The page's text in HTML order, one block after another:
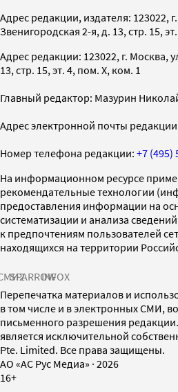
Адрес редакции, издателя: 123022,
Звенигородская 2-я, д. 13, стр. 15,
Адрес редакции: 123022, г. Москва,
13, стр. 15, эт. 4, пом. X, ком. 1
Главный редактор: Мазурин
Адрес электронной почты
Номер телефона редакции: +7 (495)
На информационном ресурсе
рекомендательные технологии
предоставления информации на
систематизации и анализа
к предпочтениям пользователей
находящихся на территории
SPARROWINFOX
Перепечатка материалов и
в том числе и в электронных СМИ,
письменного разрешения
является исключительной
Pte. Limited. Все права защищены.
AO «АС Рус Медиа» · 2026
16+